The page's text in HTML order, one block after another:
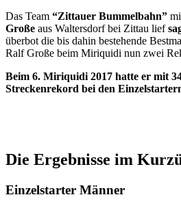
Das Team “Zittauer Bummelbahn”
Große aus Waltersdorf bei Zittau lief
überbot die bis dahin bestehende
Ralf Große beim Miriquidi nun zwei
Beim 6. Miriquidi 2017 hatte er mit
Streckenrekord bei den
Die Ergebnisse im
Einzelstarter Männer